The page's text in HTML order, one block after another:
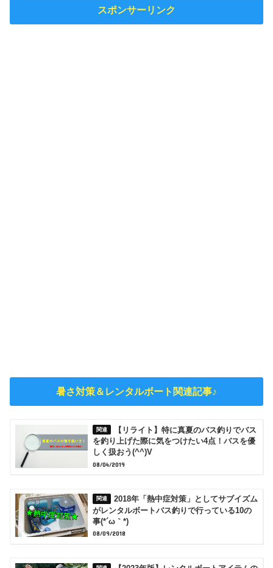
スポンサーリンク
暑さ対策＆レンタルボート関連記事♪
【リライト】特に真夏のバス釣りでバス
を釣り上げた際に気をつけたい4点！バスを優
しく扱おう(^^)V
08/04/2019
2018年「熱中症対策」としてサブイズム
がレンタルボートバス釣りで行っている10の
事(*´ω｀*)
08/09/2018